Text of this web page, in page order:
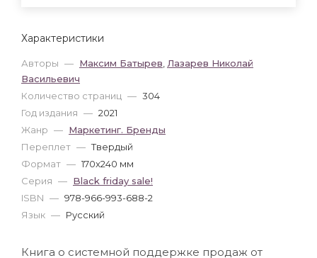
Характеристики
Авторы — Максим Батырев Лазарев Николай
Васильевич
Количество страниц — 304
Год издания — 2021
Жанр — Маркетинг. Бренды
Переплет — Твердый
Формат — 170x240 мм
Серия — Black friday sale!
ISBN — 978-966-993-688-2
Язык — Русский
Книга о системной поддержке продаж от